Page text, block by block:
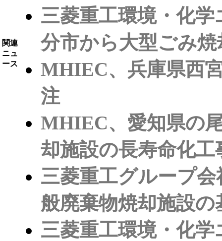
関連
ニュ
ース
三菱重工環境・化
分市から大型ごみ
MHIEC、兵庫県西
注
MHIEC、愛知県の
却施設の長寿命化工
三菱重工グループ
般廃棄物焼却施設
三菱重工環境・化